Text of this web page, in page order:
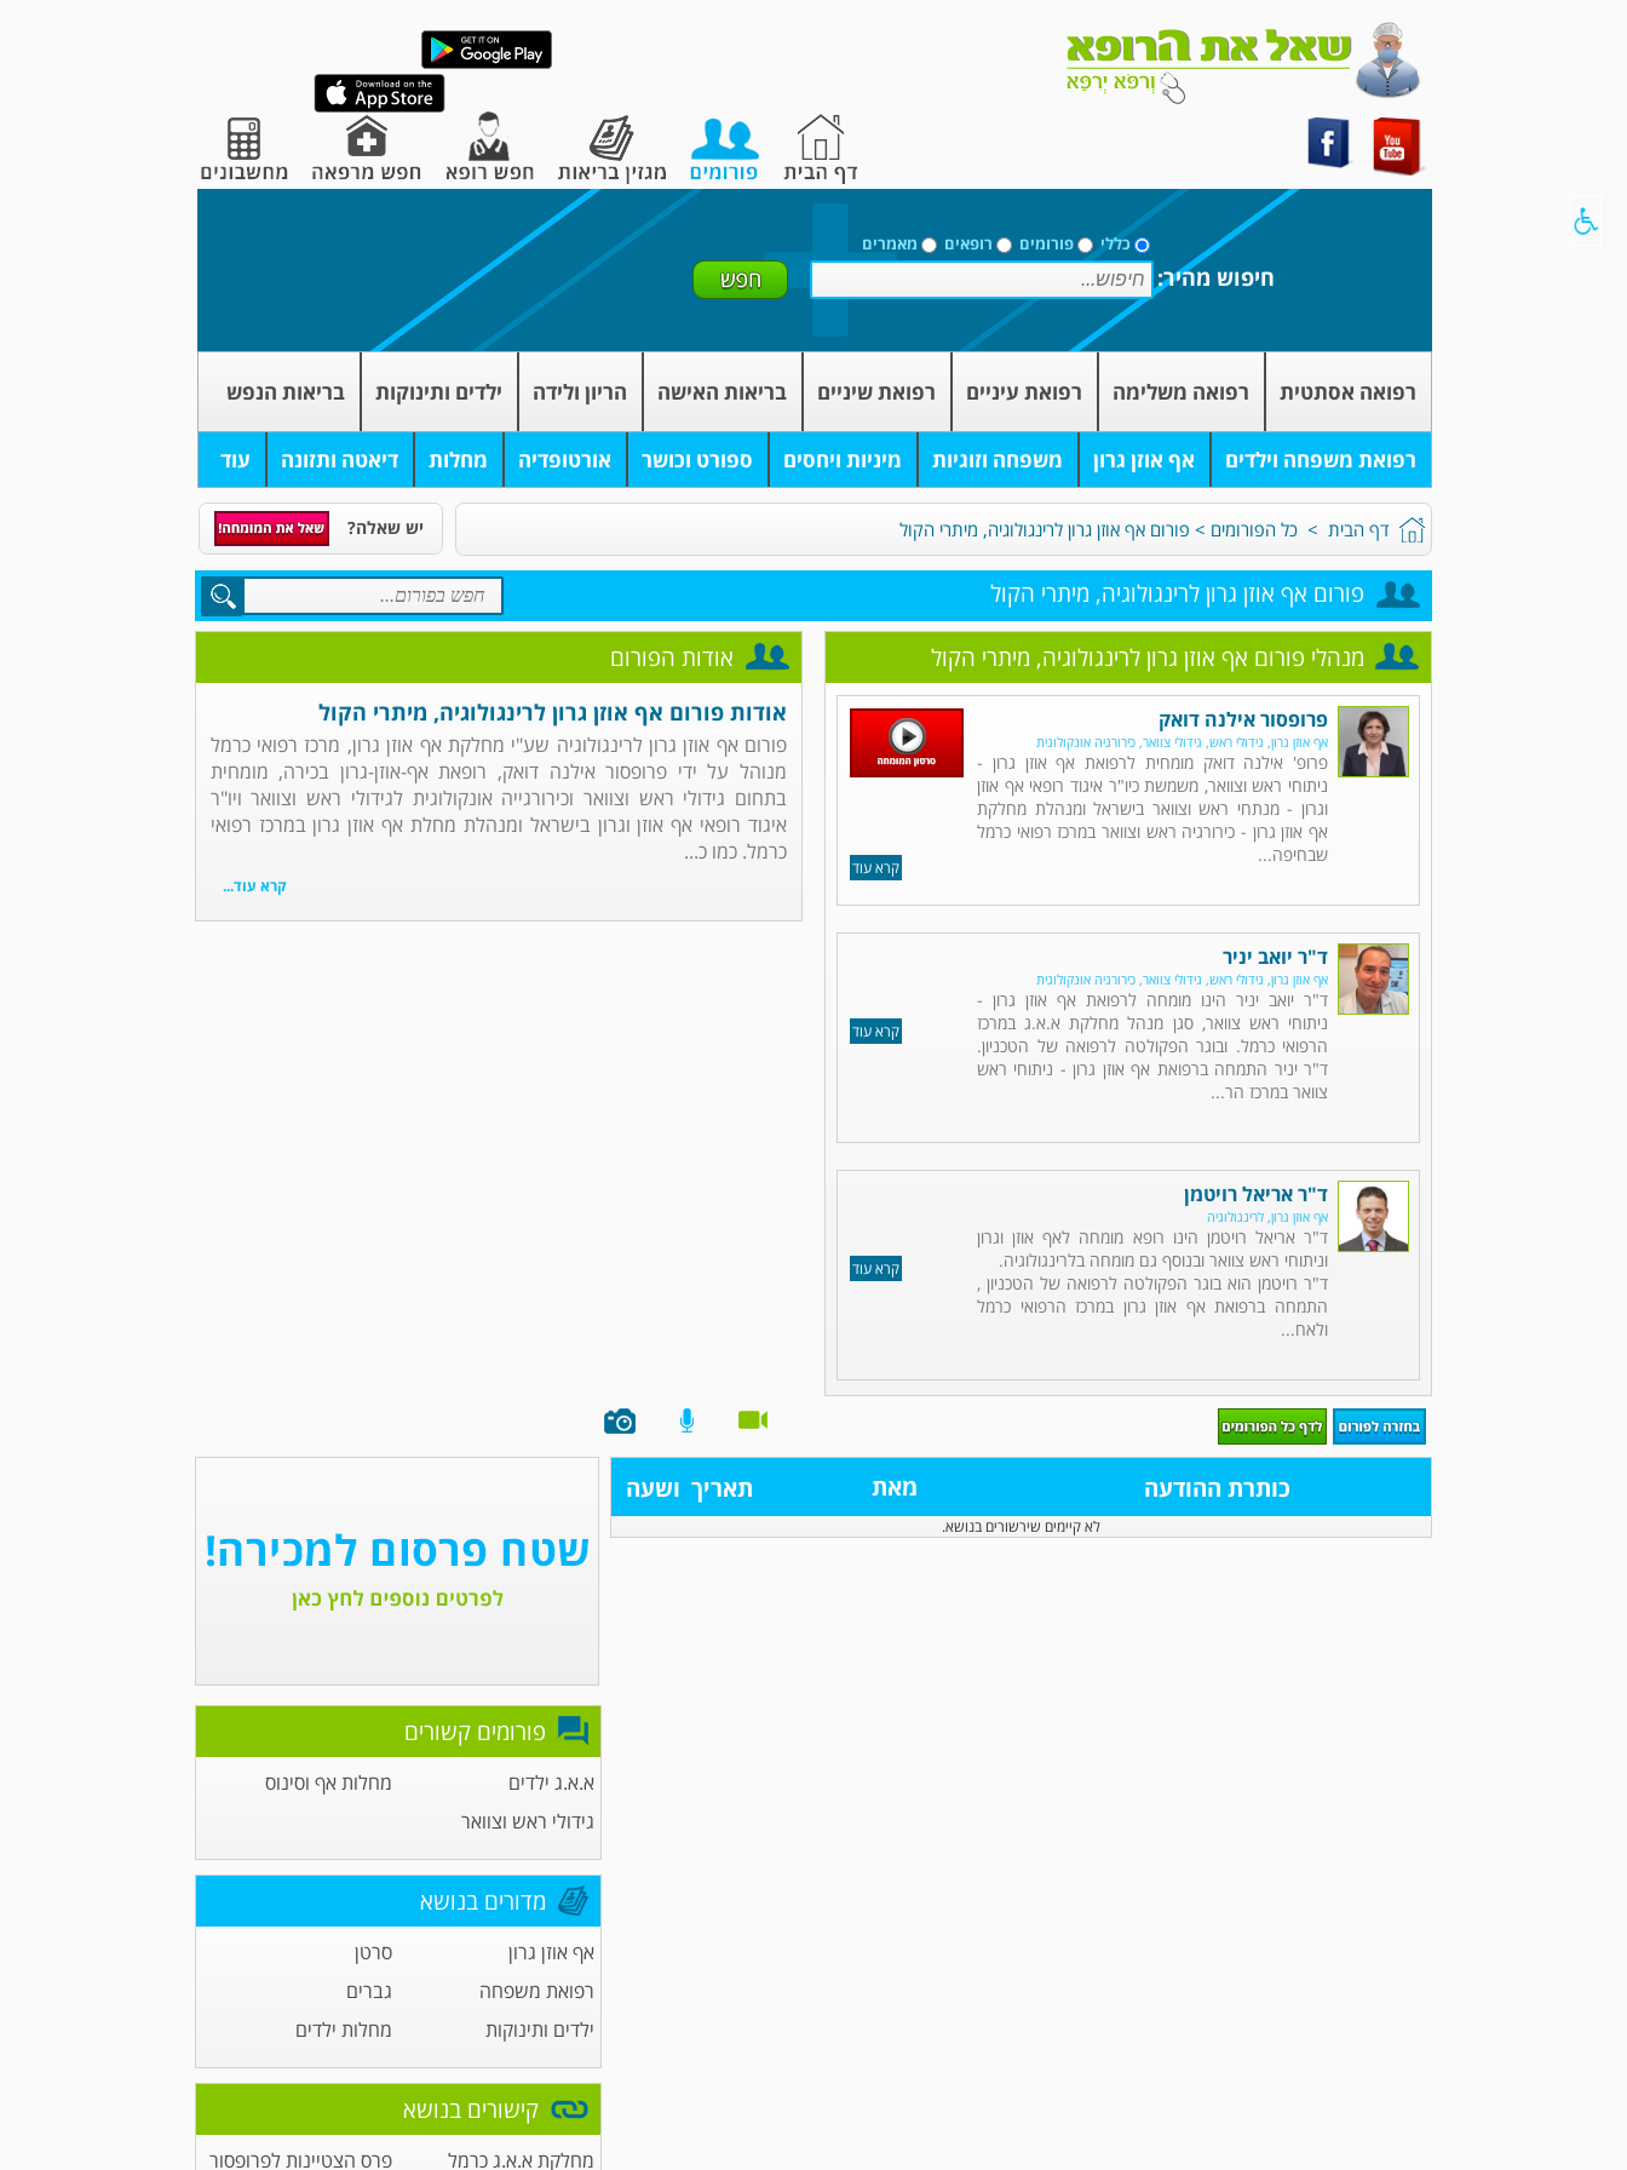
כללי פורומים רופאים מאמרים
חיפוש מהיר:
רפואה אסתטית רפואה משלימה רפואת עיניים רפואת שיניים בריאות האישה הריון ולידה ילדים ותינוקות בריאות הנפש
רפואת משפחה וילדים אף אוזן גרון משפחה וזוגיות מיניות ויחסים ספורט וכושר אורטופדיה מחלות דיאטה ותזונה עוד
דף הבית > כל הפורומים > פורום אף אוזן גרון לרינגולוגיה, מיתרי הקול יש שאלה?
פורום אף אוזן גרון לרינגולוגיה, מיתרי הקול
אודות הפורום
אודות פורום אף אוזן גרון לרינגולוגיה, מיתרי הקול
פורום אף אוזן גרון לרינגולוגיה שע"י מחלקת אף אוזן גרון, מרכז רפואי כרמל
מנוהל על ידי פרופסור אילנה דואק, רופאת אף-אוזן-גרון בכירה, מומחית
בתחום גידולי ראש וצוואר וכירורגייה אונקולוגית לגידולי ראש וצוואר ויו"ר
איגוד רופאי אף אוזן וגרון בישראל ומנהלת מחלת אף אוזן גרון במרכז רפואי
כרמל. כמו כ...
קרא עוד...
מנהלי פורום אף אוזן גרון לרינגולוגיה, מיתרי הקול
קרא עוד
פרופסור אילנה דואק
אף אוזן גרון, גידולי ראש, גידולי צוואר, כירורגיה אונקולוגית
פרופ' אילנה דואק מומחית לרפואת אף אוזן גרון -
ניתוחי ראש וצוואר, משמשת כיו"ר איגוד רופאי אף אוזן
וגרון - מנתחי ראש וצוואר בישראל ומנהלת מחלקת
אף אוזן גרון - כירורגיה ראש וצוואר במרכז רפואי כרמל
שבחיפה...
קרא עוד
ד"ר יואב יניר
אף אוזן גרון, גידולי ראש, גידולי צוואר, כירורגיה אונקולוגית
ד"ר יואב יניר הינו מומחה לרפואת אף אוזן גרון -
ניתוחי ראש צוואר, סגן מנהל מחלקת א.א.ג במרכז
הרפואי כרמל. ובוגר הפקולטה לרפואה של הטכניון.
ד"ר יניר התמחה ברפואת אף אוזן גרון - ניתוחי ראש
צוואר במרכז הר...
קרא עוד
ד"ר אריאל רויטמן
אף אוזן גרון, לרינגולוגיה
ד"ר אריאל רויטמן הינו רופא מומחה לאף אוזן וגרון
וניתוחי ראש צוואר ובנוסף גם מומחה בלרינגולוגיה.
ד"ר רויטמן הוא בוגר הפקולטה לרפואה של הטכניון ,
התמחה ברפואת אף אוזן גרון במרכז הרפואי כרמל
ולאח...
כותרת ההודעה מאת תאריך ושעה
לא קיימים שירשורים בנושא.
פורומים קשורים
א.א.ג ילדים
מחלות אף וסינוס
גידולי ראש וצוואר
מדורים בנושא
אף אוזן גרון
סרטן
רפואת משפחה
גברים
ילדים ותינוקות
מחלות ילדים
קישורים בנושא
מחלקת א.א.ג כרמל פרס הצטיינות לפרופסור